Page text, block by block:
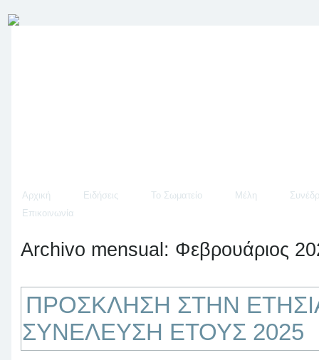
Αρχική Ειδήσεις Το Σωματείο Μέλη
Επικοινωνία
Archivo mensual: Φεβρουάριος
ΠΡΟΣΚΛΗΣΗ ΣΤΗΝ
ΣΥΝΕΛΕΥΣΗ ΕΤΟΥΣ 2025